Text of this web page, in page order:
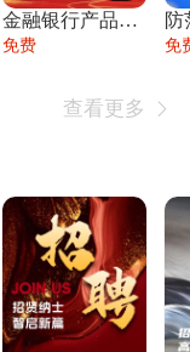
金融银行产品宣传手册企业宣传产品介绍
免费
防
免
查看更多 